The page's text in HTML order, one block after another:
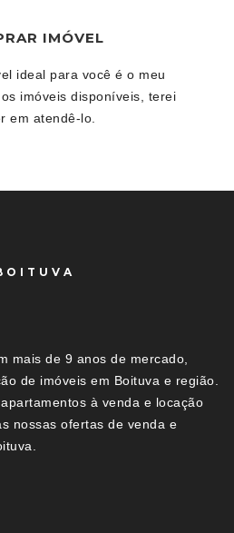
IMÓVEL
ideal para você é o meu
imóveis disponíveis, terei
em atendê-lo.
mais de 9 anos de mercado,
de imóveis em Boituva e região.
à venda e locação
nossas ofertas de venda e